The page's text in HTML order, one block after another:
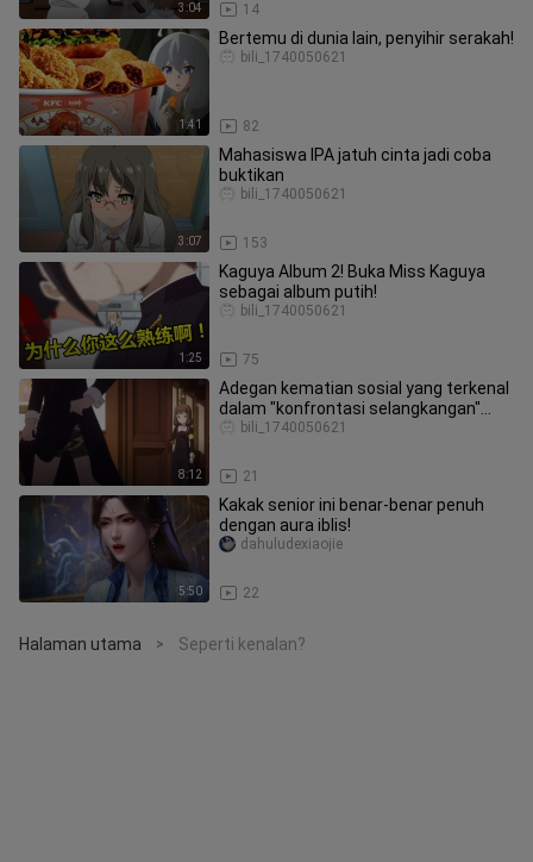
3:04 14
1:41
Bertemu di dunia lain, penyihir serakah!
82
bili_1740050621
3:07
Mahasiswa IPA jatuh cinta jadi coba
buktikan
153
bili_1740050621
1:25
Kaguya Album 2! Buka Miss Kaguya
sebagai album putih!
75
bili_1740050621
8:12
Adegan kematian sosial yang terkenal
dalam "konfrontasi selangkangan"
Kaguya-sama!
21
bili_1740050621
5:50
Kakak senior ini benar-benar penuh
dengan aura iblis!
22
dahuludexiaojie
Halaman utama > Seperti kenalan?